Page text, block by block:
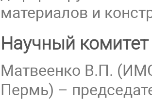
материалов и
Научный комитет
Матвеенко В.П.
Пермь) –